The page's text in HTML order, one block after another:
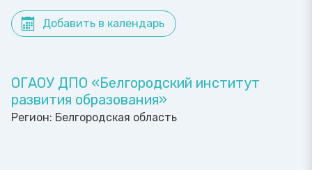
Добавить в календарь
ОГАОУ ДПО «Белгородский институт
развития образования»
Регион: Белгородская область